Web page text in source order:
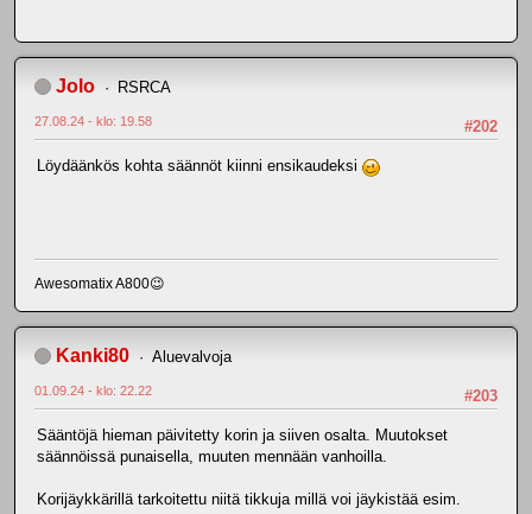
Jolo RSRCA
#202
27.08.24 - klo: 19.58
Löydäänkös kohta säännöt kiinni ensikaudeksi
Awesomatix A800😉
Kanki80 Aluevalvoja
#203
01.09.24 - klo: 22.22
Sääntöjä hieman päivitetty korin ja siiven osalta. Muutokset
säännöissä punaisella, muuten mennään vanhoilla.
Korijäykkärillä tarkoitettu niitä tikkuja millä voi jäykistää esim.